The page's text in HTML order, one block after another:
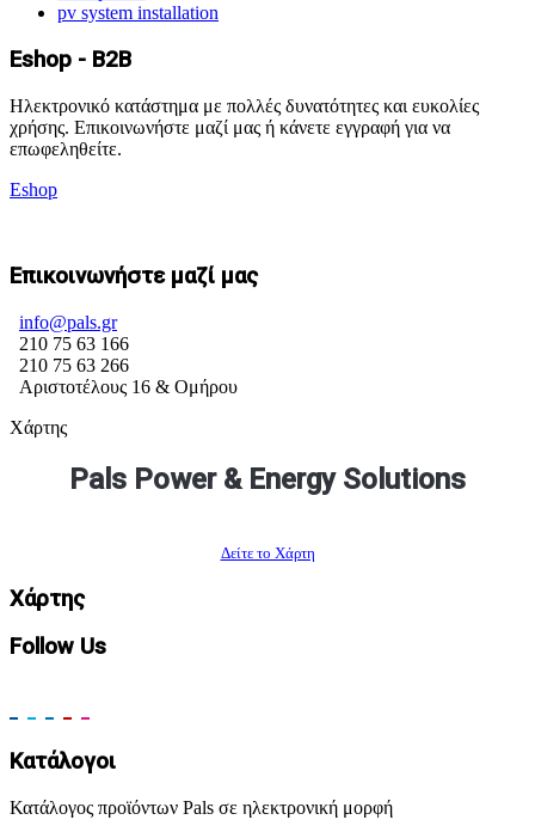
pv system installation
Eshop - B2B
Ηλεκτρονικό κατάστημα με πολλές δυνατότητες και ευκολίες
χρήσης. Επικοινωνήστε μαζί μας ή κάνετε εγγραφή για να
επωφεληθείτε.
Eshop
Επικοινωνήστε μαζί μας
info@pals.gr
210 75 63 166
210 75 63 266
Αριστοτέλους 16 & Ομήρου
Χάρτης
Pals Power & Energy Solutions
Δείτε το Χάρτη
Χάρτης
Follow Us
Κατάλογοι
Κατάλογος προϊόντων Pals σε ηλεκτρονική μορφή